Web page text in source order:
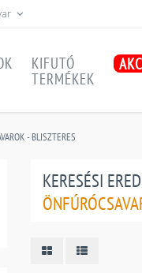
KIFUTÓ
TERMÉKEK
- BLISZTERES
KERESÉSI